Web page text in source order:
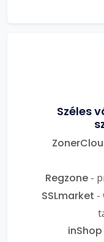
Széles
Regzone -
SSLmarket -
inShop